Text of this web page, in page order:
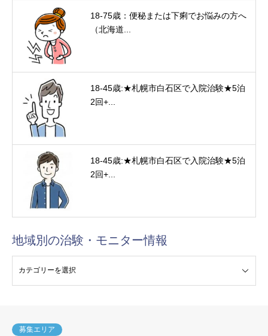
18-75歳：便秘または下痢でお悩みの方へ
（北海道...
18-45歳:★札幌市白石区で入院治験★5泊
2回+...
18-45歳:★札幌市白石区で入院治験★5泊
2回+...
地域別の治験・モニター情報
募集エリア